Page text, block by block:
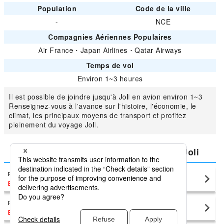
Population
Code de la ville
-
NCE
Compagnies Aériennes Populaires
Air France ・ Japan Airlines ・Qatar Airways
Temps de vol
Environ 1~3 heures
Il est possible de joindre jusqu'à Joli en avion environ 1~3
Renseignez-vous à l'avance sur l'histoire, l'économie, le
climat, les principaux moyens de transport et profitez
pleinement du voyage Joli.
Comparer les prix les plus bas pour Joli
Paris Charles de Gaulle Joli(NCE)
EUR151〜
Paris Orly Joli(NCE)
EUR413